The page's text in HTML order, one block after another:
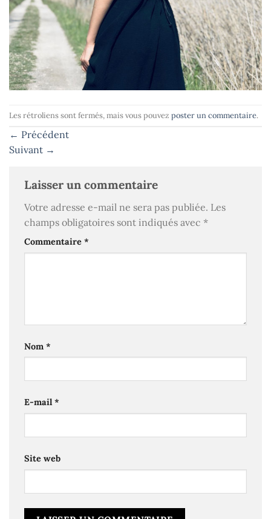
Les rétroliens sont fermés, mais vous pouvez poster un commentaire.
← Précédent
Suivant →
Laisser un commentaire
Votre adresse e-mail ne sera pas publiée. Les
champs obligatoires sont indiqués avec *
Commentaire *
Nom *
E-mail*
Site web